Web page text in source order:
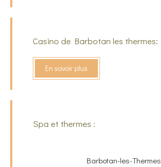
Casino de Barbotan les thermes:
En savoir plus
Spa et thermes :
Barbotan-les-Thermes